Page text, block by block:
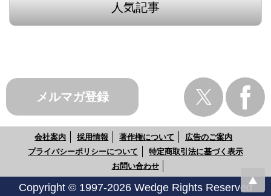
人気記事
メルマガ登録
会社案内 採用情報 著作権について
広告のご案内
プライバシーポリシーについて
特定商取引法に基づく表示
お問い合わせ
Copyright © 1997-2026 Wedge Rights Reserved